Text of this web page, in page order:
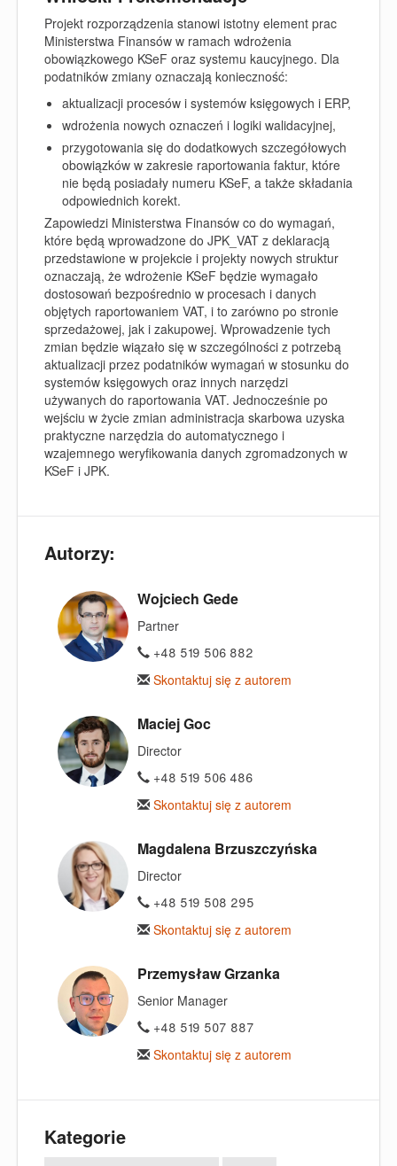
Projekt rozporządzenia stanowi istotny element prac
Ministerstwa Finansów w ramach wdrożenia
obowiązkowego KSeF oraz systemu kaucyjnego. Dla
podatników zmiany oznaczają konieczność:
aktualizacji procesów i systemów księgowych i ERP,
wdrożenia nowych oznaczeń i logiki walidacyjnej,
przygotowania się do dodatkowych szczegółowych
obowiązków w zakresie raportowania faktur, które
nie będą posiadały numeru KSeF, a także składania
odpowiednich korekt.
Zapowiedzi Ministerstwa Finansów co do wymagań,
które będą wprowadzone do JPK_VAT z deklaracją
przedstawione w projekcie i projekty nowych struktur
oznaczają, że wdrożenie KSeF będzie wymagało
dostosowań bezpośrednio w procesach i danych
objętych raportowaniem VAT, i to zarówno po stronie
sprzedażowej, jak i zakupowej. Wprowadzenie tych
zmian będzie wiązało się w szczególności z potrzebą
aktualizacji przez podatników wymagań w stosunku do
systemów księgowych oraz innych narzędzi
używanych do raportowania VAT. Jednocześnie po
wejściu w życie zmian administracja skarbowa uzyska
praktyczne narzędzia do automatycznego i
wzajemnego weryfikowania danych zgromadzonych w
KSeF i JPK.
Autorzy:
Wojciech Gede
Partner
+48 519 506 882
Skontaktuj się z autorem
Maciej Goc
Director
+48 519 506 486
Skontaktuj się z autorem
Magdalena Brzuszczyńska
Director
+48 519 508 295
Skontaktuj się z autorem
Przemysław Grzanka
Senior Manager
+48 519 507 887
Skontaktuj się z autorem
Kategorie